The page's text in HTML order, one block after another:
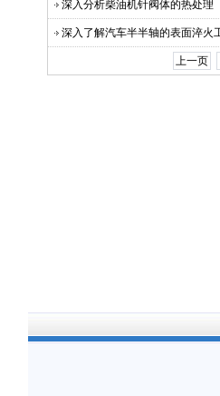
深入分析柴油机针阀体的热处理
深入了解汽车半半轴的表面淬火
上一页